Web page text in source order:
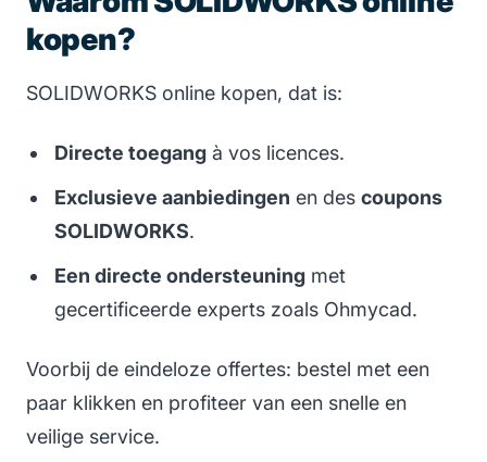
kopen?
SOLIDWORKS online kopen, dat is:
Directe toegang à vos licences.
Exclusieve aanbiedingen en des coupons
SOLIDWORKS.
Een directe ondersteuning met
gecertificeerde experts zoals Ohmycad.
Voorbij de eindeloze offertes: bestel met een
paar klikken en profiteer van een snelle en
veilige service.